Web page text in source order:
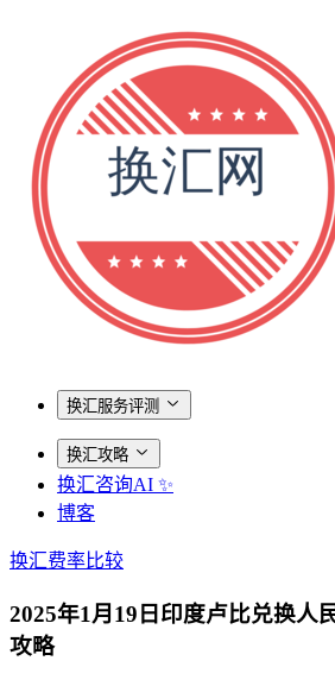
换汇服务评测
换汇攻略
换汇咨询AI ✨
博客
换汇费率比较
2025年1月19日印度卢比兑换人
攻略